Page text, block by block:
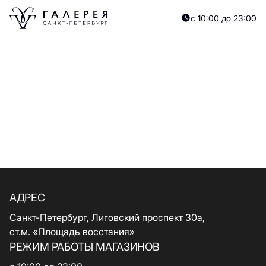
с 10:00 до 23:00
АДРЕС
Санкт-Петербург, Лиговский проспект 30а,
ст.м. «Площадь восстания»
РЕЖИМ РАБОТЫ МАГАЗИНОВ